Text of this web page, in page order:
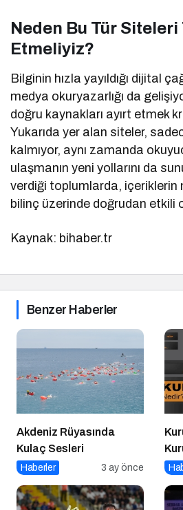
Neden Bu Tür Siteleri
Etmeliyiz?
Bilginin hızla yayıldığı dijital
medya okuryazarlığı da
doğru kaynakları ayırt etmek
Yukarıda yer alan siteler,
kalmıyor, aynı zamanda
ulaşmanın yeni yollarını da
verdiği toplumlarda, içeriklerin
bilinç üzerinde doğrudan etkili
Kaynak: bihaber.tr
Benzer Haberler
Akdeniz Rüyasında
Kulaç Sesleri
Haberler 3 ay önce